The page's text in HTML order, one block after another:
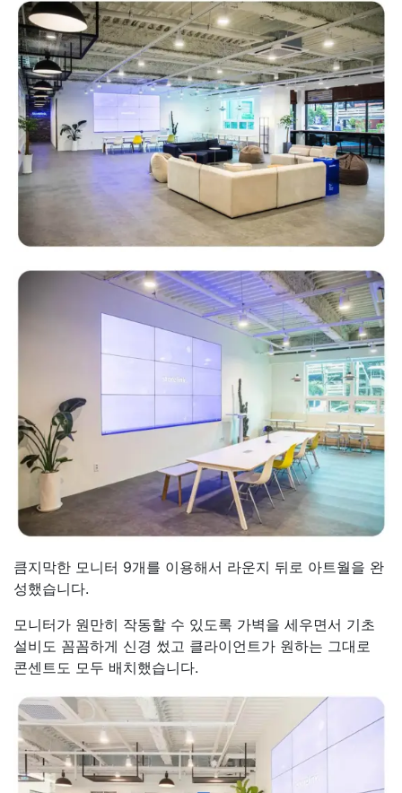
큼지막한 모니터 9개를 이용해서 라운지 뒤로 아트월을 완
성했습니다.
모니터가 원만히 작동할 수 있도록 가벽을 세우면서 기초
설비도 꼼꼼하게 신경 썼고 클라이언트가 원하는 그대로
콘센트도 모두 배치했습니다.